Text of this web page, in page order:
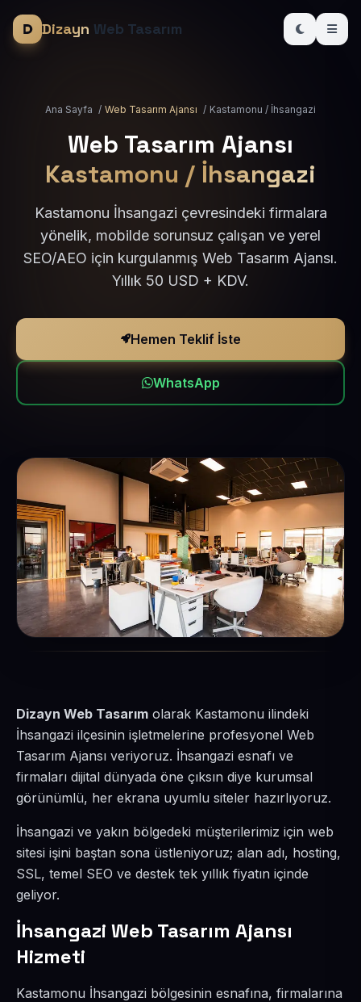
Dizayn Web Tasarım
Ana Sayfa / Web Tasarım Ajansı / Kastamonu / İhsangazi
Web Tasarım Ajansı
Kastamonu / İhsangazi
Kastamonu İhsangazi çevresindeki firmalara
yönelik, mobilde sorunsuz çalışan ve yerel
SEO/AEO için kurgulanmış Web Tasarım Ajansı.
Yıllık 50 USD + KDV.
Hemen Teklif İste
WhatsApp
Dizayn Web Tasarım olarak Kastamonu ilindeki
İhsangazi ilçesinin işletmelerine profesyonel Web
Tasarım Ajansı veriyoruz. İhsangazi esnafı ve
firmaları dijital dünyada öne çıksın diye kurumsal
görünümlü, her ekrana uyumlu siteler hazırlıyoruz.
İhsangazi ve yakın bölgedeki müşterilerimiz için web
sitesi işini baştan sona üstleniyoruz; alan adı, hosting,
SSL, temel SEO ve destek tek yıllık fiyatın içinde
geliyor.
İhsangazi Web Tasarım Ajansı
Hizmeti
Kastamonu İhsangazi bölgesinin esnafına, firmalarına